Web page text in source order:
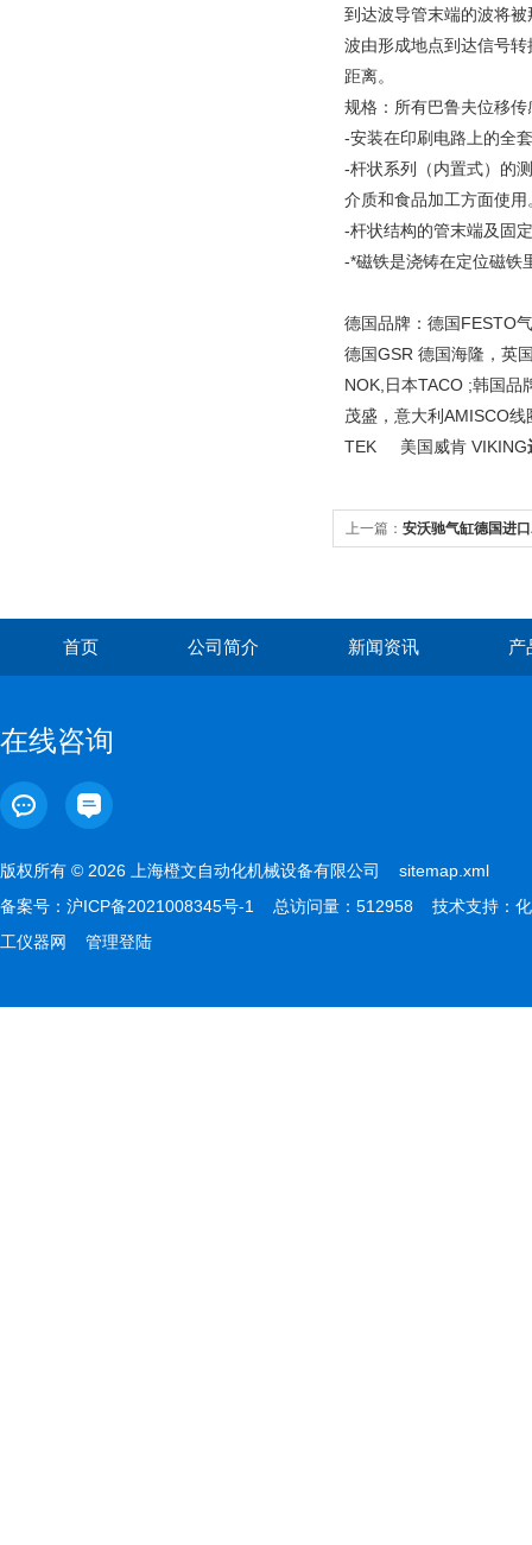
到达波导管末端的波将
波由形成地点到达信号
距离。
规格：所有巴鲁夫位移
-安装在印刷电路上的全
-杆状系列（内置式）的
介质和食品加工方面使
-杆状结构的管末端及固
-*磁铁是浇铸在定位磁铁
德国品牌：德国FESTO
德国GSR 德国海隆，英
NOK,日本TACO ;韩国品
茂盛，意大利AMISCO
TEK 美国威肯 VIKING
上一篇： 安沃驰气缸德国进
首页 公司简介 新闻资讯 产
在线咨询
版权所有 © 2026 上海橙文自动化机械设备有限公司 sitemap.xml
备案号： 沪ICP备2021008345号-1 总访问量：512958 技术支持： 化
工仪器网
管理登陆